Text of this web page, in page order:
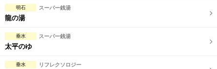
明石 スーパー銭湯
龍の湯
垂水 スーパー銭湯
太平のゆ
垂水 リフレクソロジー